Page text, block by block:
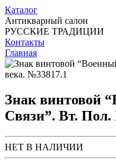
Каталог
Антикварный салон
РУССКИЕ ТРАДИЦИИ
Контакты
Главная
Знак винтовой
Связи”. Вт.
НЕТ В НАЛИЧИИ